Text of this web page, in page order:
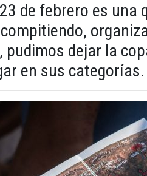
de febrero es
pudimos dejar la
en sus